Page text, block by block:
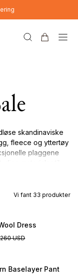
skandinaviske
fleece og yttertøy
plaggene
materialer til
rekker. Når de er
Vi fant 33 produkter
Dress
260 USD
Baselayer Pant